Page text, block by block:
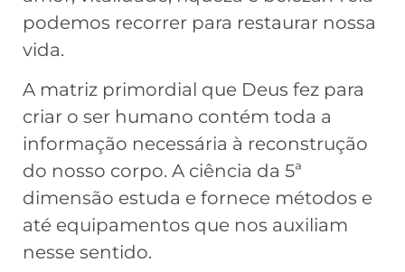
podemos recorrer para restaurar nossa
vida.
A matriz primordial que Deus fez para
criar o ser humano contém toda a
informação necessária à reconstrução
do nosso corpo. A ciência da 5ª
dimensão estuda e fornece métodos e
até equipamentos que nos auxiliam
nesse sentido.